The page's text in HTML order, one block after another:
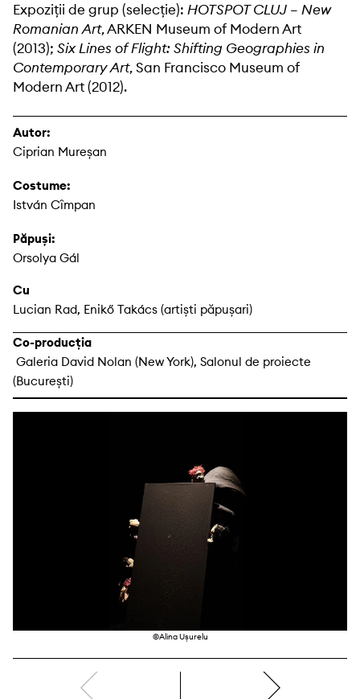
Expoziții de grup (selecție): HOTSPOT CLUJ – New
Romanian Art, ARKEN Museum of Modern Art
(2013); Six Lines of Flight: Shifting Geographies in
Contemporary Art, San Francisco Museum of
Modern Art (2012).
Autor:
Ciprian Mureșan
Costume:
István Cîmpan
Păpuși:
Orsolya Gál
Cu
Lucian Rad, Enikő Takács (artiști păpușari)
Co-producția
Galeria David Nolan (New York), Salonul de proiecte
(București)
©Alina Ușurelu